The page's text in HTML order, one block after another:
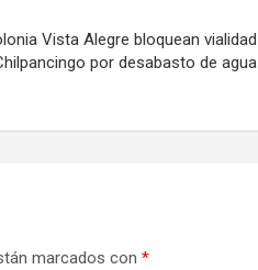
Vista Alegre bloquean vialidad
por desabasto de agua
marcados con *